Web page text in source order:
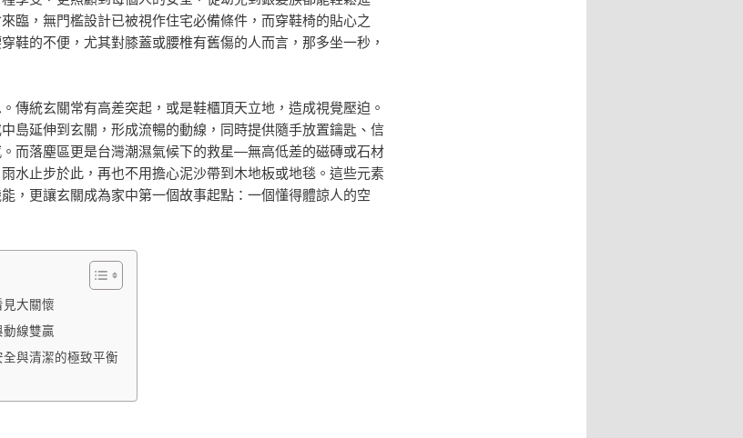
臨，無門檻設計已被視作住宅必備條件，而穿鞋椅的貼心之
鞋的不便，尤其對膝蓋或腰椎有舊傷的人而言，那多坐一秒，
傳統玄關常有高差突起，或是鞋櫃頂天立地，造成視覺壓迫。
島延伸到玄關，形成流暢的動線，同時提供隨手放置鑰匙、信
而落塵區更是台灣潮濕氣候下的救星—無高低差的磁磚或石材
水止步於此，再也不用擔心泥沙帶到木地板或地毯。這些元素
，更讓玄關成為家中第一個故事起點：一個懂得體諒人的空
大關懷
線雙贏
與清潔的極致平衡